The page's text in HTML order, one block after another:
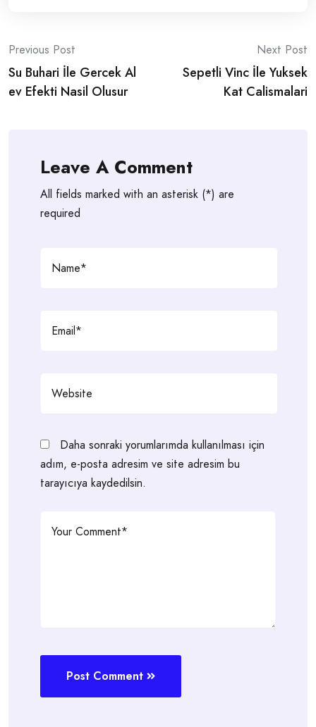
Post
navigation
Previous Post
Su Buhari İle Gercek Al
ev Efekti Nasil Olusur
Next Post
Sepetli Vinc İle Yuksek
Kat Calismalari
Leave A Comment
All fields marked with an asterisk (*) are
required
Daha sonraki yorumlarımda kullanılması için
adım, e-posta adresim ve site adresim bu
tarayıcıya kaydedilsin.
Post Comment